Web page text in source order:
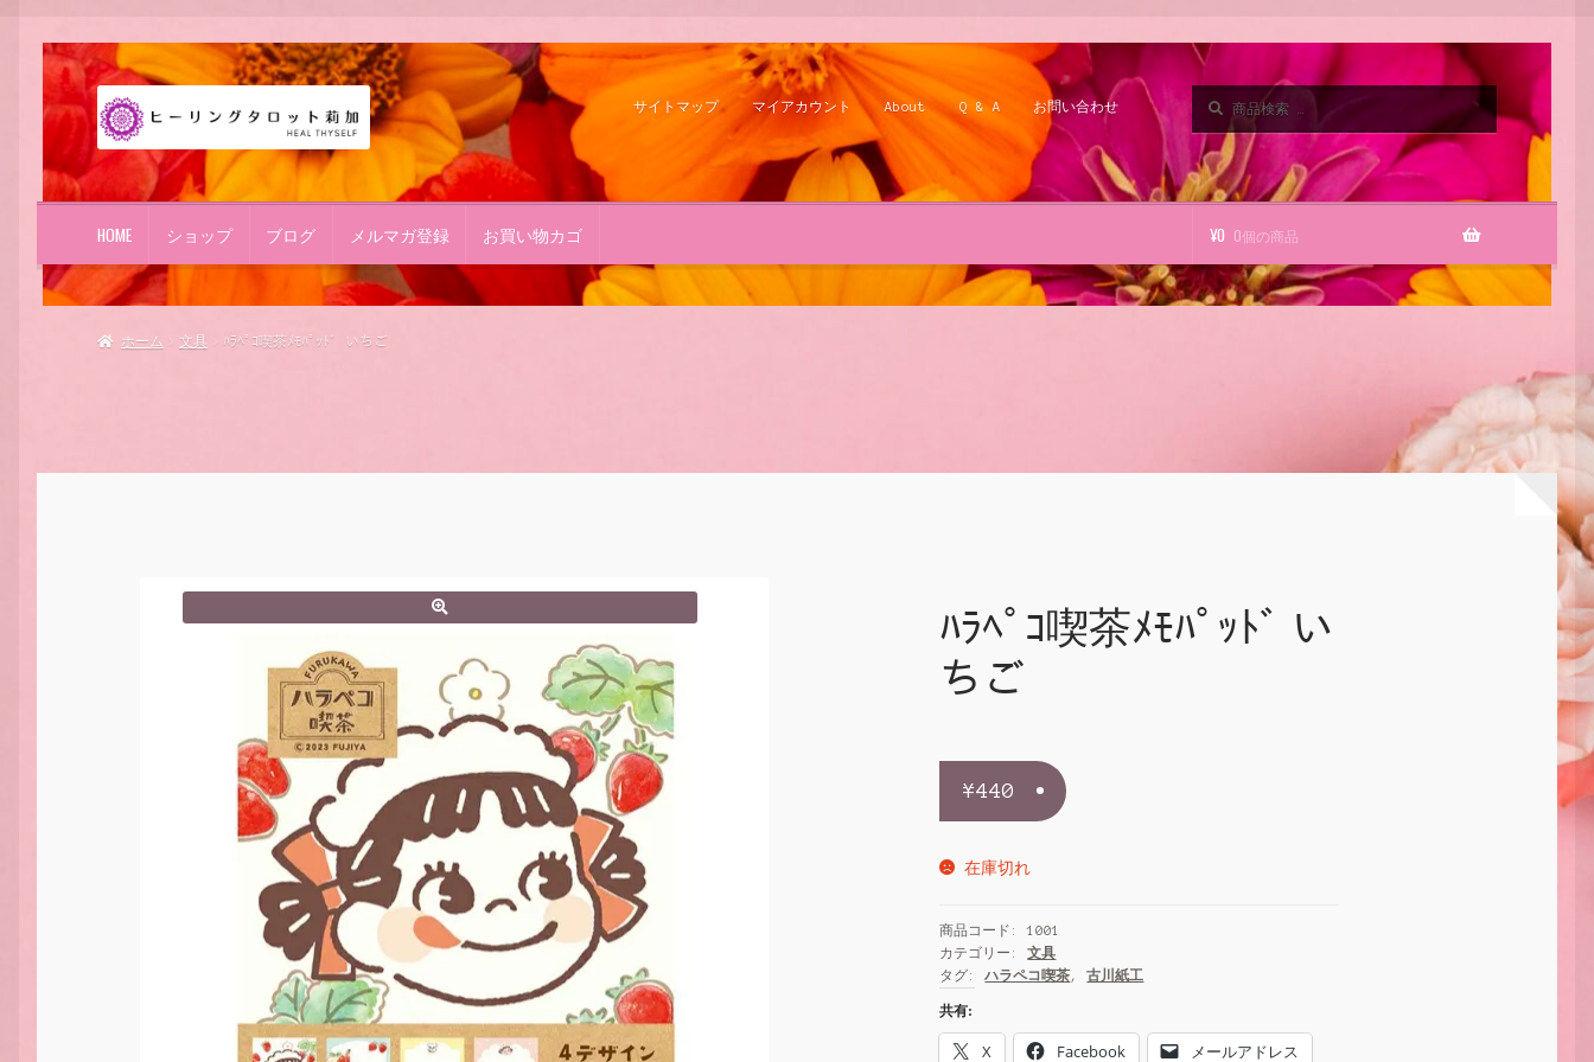
ナ
ビ
ゲ
シ
ョ
ス
キ
コ
ン
テ
ツ
へ
ッ
プ
サイトマップ マイアカウント About Q & A お問い合わせ
対
象:
HOME ショップ ブログ メルマガ登録 お買い物カゴ ¥0 0個の商品
ホーム 文具 ﾊﾗﾍﾟｺ喫茶ﾒﾓﾊﾟｯﾄﾞ いちご
ﾊﾗﾍﾟｺ喫茶ﾒﾓﾊﾟｯﾄﾞ い
ちご
¥440
在庫切れ
商品コード:1001
カテゴリー:文具
タグ:ハラペコ喫茶,古川紙工
共有:
X Facebook メールアドレス